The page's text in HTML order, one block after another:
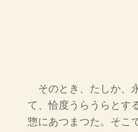
そのとき、たしか、
て、恰度うらうらとす
惣にあつまつた。そこ